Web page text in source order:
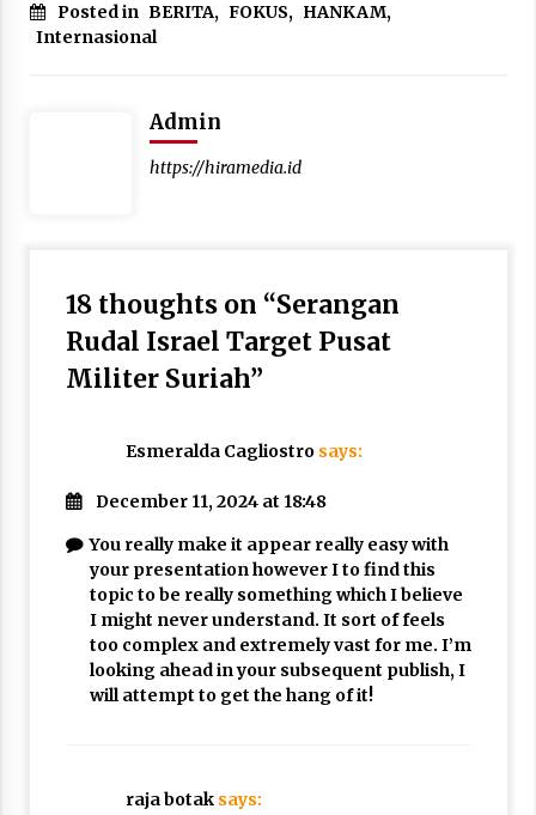
Posted in BERITA, FOKUS, HANKAM,
Internasional
Admin
https://hiramedia.id
18 thoughts on “Serangan
Rudal Israel Target Pusat
Militer Suriah”
Esmeralda Cagliostro says:
December 11, 2024 at 18:48
You really make it appear really easy with
your presentation however I to find this
topic to be really something which I believe
I might never understand. It sort of feels
too complex and extremely vast for me. I’m
looking ahead in your subsequent publish, I
will attempt to get the hang of it!
raja botak says: